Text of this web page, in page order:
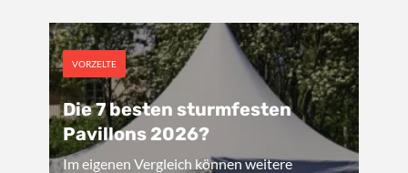
VORZELTE
Die 7 besten sturmfesten
Pavillons 2026?
Im eigenen Vergleich können weitere